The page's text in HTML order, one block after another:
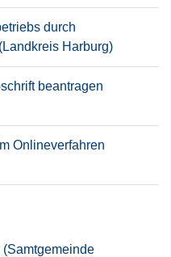
durch
Harburg)
beantragen
Onlineverfahren